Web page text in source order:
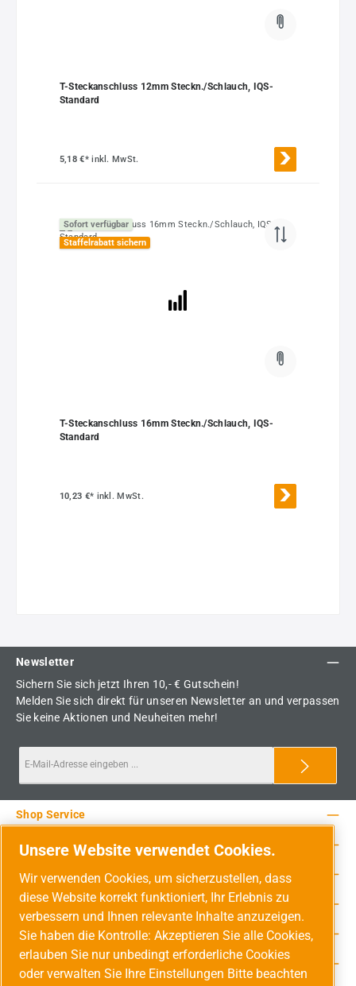
T-Steckanschluss 12mm Steckn./Schlauch, IQS-
Standard
5,18 €*inkl. MwSt.
Sofort verfügbar
Staffelrabatt sichern
T-Steckanschluss 16mm Steckn./Schlauch, IQS-
Standard
10,23 €* inkl. MwSt.
Newsletter
Sichern Sie sich jetzt Ihren 10,- € Gutschein!
Melden Sie sich direkt für unseren Newsletter an und verpassen
Sie keine Aktionen und Neuheiten mehr!
Service-Hotline
Shop Service
Rechtliche Hinweise
Unsere Vorteile
Versandarten
Zahlungsarten
Unsere Website verwendet Cookies.
Wir verwenden Cookies, um sicherzustellen, dass
diese Website korrekt funktioniert, Ihr Erlebnis zu
verbessern und Ihnen relevante Inhalte anzuzeigen.
Sie haben die Kontrolle: Akzeptieren Sie alle Cookies,
erlauben Sie nur unbedingt erforderliche Cookies
oder verwalten Sie Ihre Einstellungen Bitte beachten